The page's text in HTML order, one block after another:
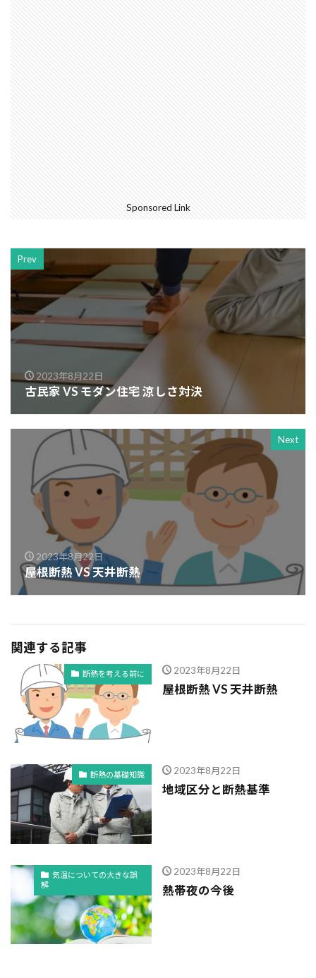
Sponsored Link
Prev
2023年8月22日
古民家 VS モダン住宅 涼しさ対決
Next
2023年8月22日
屋根断熱 VS 天井断熱
関連する記事
断熱を考える前に 2023年8月22日
屋根断熱 VS 天井断熱
断熱の基礎知識 2023年8月22日
地域区分と断熱基準
気温についての大きな誤
解
2023年8月22日
熱帯夜の今後